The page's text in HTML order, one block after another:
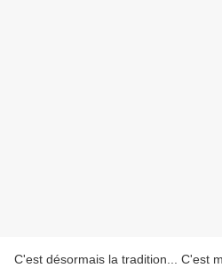
C'est désormais la tradition... C'est